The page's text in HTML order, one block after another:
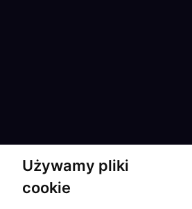
Używamy pliki
cookie